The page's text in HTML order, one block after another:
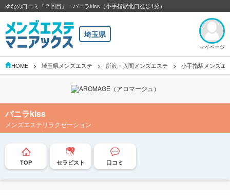
ゆなの口コミ『２回目』：バニラkiss（小手指駅北口徒歩1分）
埼玉県
マイページ
HOME 埼玉県メンズエステ 所沢・入間メンズエステ 小手指駅メンズエ
バニラkiss
メンズエステリラクゼーション
TOP セラピスト 口コミ